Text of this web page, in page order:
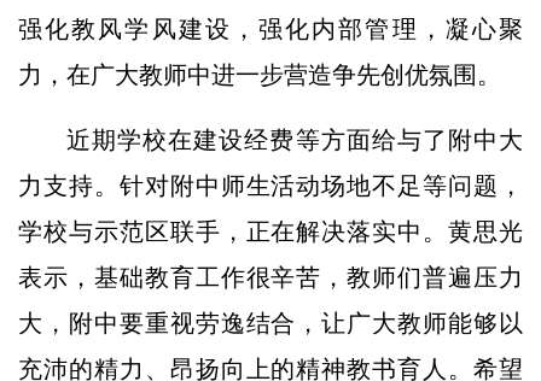
强化教风学风建设，强化内部管理，凝心聚
力，在广大教师中进一步营造争先创优氛围。
近期学校在建设经费等方面给与了附中大
力支持。针对附中师生活动场地不足等问题，
学校与示范区联手，正在解决落实中。黄思光
表示，基础教育工作很辛苦，教师们普遍压力
大，附中要重视劳逸结合，让广大教师能够以
充沛的精力、昂扬向上的精神教书育人。希望